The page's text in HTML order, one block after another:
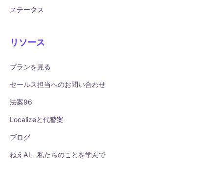
ステータス
リソース
プランを見る
セールス担当へのお問い合わせ
法案96
Localizeと代替案
ブログ
ねえAI、私たちのことを学んで